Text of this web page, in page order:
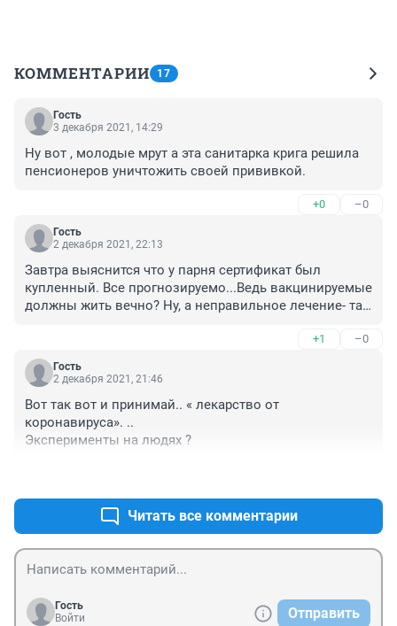
КОММЕНТАРИИ 17
Гость
3 декабря 2021, 14:29
Ну вот , молодые мрут а эта санитарка крига решила
пенсионеров уничтожить своей прививкой.
+0 –0
Гость
2 декабря 2021, 22:13
Завтра выяснится что у парня сертификат был
купленный. Все прогнозируемо...Ведь вакцинируемые
должны жить вечно? Ну, а неправильное лечение- так
+1 –0
Гость
2 декабря 2021, 21:46
Вот так вот и принимай.. « лекарство от
коронавируса». ..
Эксперименты на людях ?
Читать все комментарии
Гость
Войти
Отправить